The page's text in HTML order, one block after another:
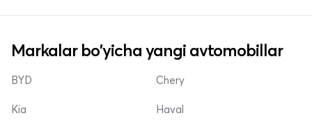
Markalar bo'yicha yangi avtomobillar
BYD
Kia
Chery
Haval